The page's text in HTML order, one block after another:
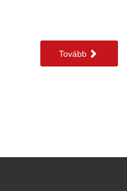
Tovább